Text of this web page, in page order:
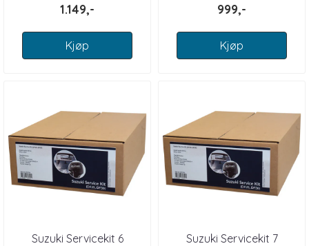
1.149,-
Kjøp
999,-
Kjøp
Suzuki Servicekit 6
Suzuki Servicekit 7